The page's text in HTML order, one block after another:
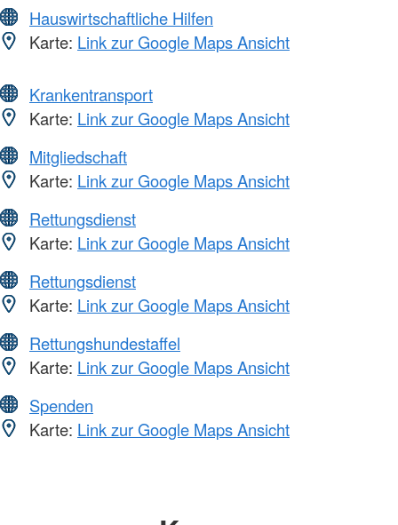
Hauswirtschaftliche Hilfen
Karte: Link zur Google Maps Ansicht
Krankentransport
Karte: Link zur Google Maps Ansicht
Mitgliedschaft
Karte: Link zur Google Maps Ansicht
Rettungsdienst
Karte: Link zur Google Maps Ansicht
Rettungsdienst
Karte: Link zur Google Maps Ansicht
Rettungshundestaffel
Karte: Link zur Google Maps Ansicht
Spenden
Karte: Link zur Google Maps Ansicht